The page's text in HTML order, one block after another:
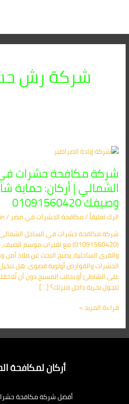
شركة رش
شركة مكافحة حشرات
الشمالي | أركان: حماية
وصيفك 01091560420
اترك تعليقاً/مكافحة الحشرات في مصر/
شركة مكافحة حشرات في الساحل
(01091560420) مع اقتراب موسم
والقرى الساحلية، يصبح البحث عن ملاذ
الحشرات والقوارض أولوية قصوى. هل
على الشاطئ أو بجانب المسبح دون أن
تتجول بحرية داخل منزلك؟ […]
شركة
حشرات
في
الساحل
الشمالي
|
أركان:
حماية
شاملة
لمنزلك
وصيفك
01091560420
قراءة المزيد »
أركان لمكافحة
أفضل شركة مكافحة